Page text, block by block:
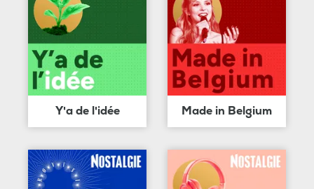
Y'a de l'idée Made in Belgium